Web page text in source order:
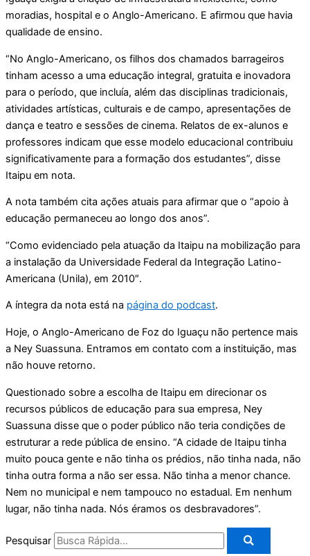
moradias, hospital e o Anglo-Americano. E afirmou que havia
qualidade de ensino.
“No Anglo-Americano, os filhos dos chamados barrageiros
tinham acesso a uma educação integral, gratuita e inovadora
para o período, que incluía, além das disciplinas tradicionais,
atividades artísticas, culturais e de campo, apresentações de
dança e teatro e sessões de cinema. Relatos de ex-alunos e
professores indicam que esse modelo educacional contribuiu
significativamente para a formação dos estudantes”, disse
Itaipu em nota.
A nota também cita ações atuais para afirmar que o “apoio à
educação permaneceu ao longo dos anos”.
“Como evidenciado pela atuação da Itaipu na mobilização para
a instalação da Universidade Federal da Integração Latino-
Americana (Unila), em 2010″.
A íntegra da nota está na página do podcast.
Hoje, o Anglo-Americano de Foz do Iguaçu não pertence mais
a Ney Suassuna. Entramos em contato com a instituição, mas
não houve retorno.
Questionado sobre a escolha de Itaipu em direcionar os
recursos públicos de educação para sua empresa, Ney
Suassuna disse que o poder público não teria condições de
estruturar a rede pública de ensino. “A cidade de Itaipu tinha
muito pouca gente e não tinha os prédios, não tinha nada, não
tinha outra forma a não ser essa. Não tinha a menor chance.
Nem no municipal e nem tampouco no estadual. Em nenhum
lugar, não tinha nada. Nós éramos os desbravadores”.
Pesquisar